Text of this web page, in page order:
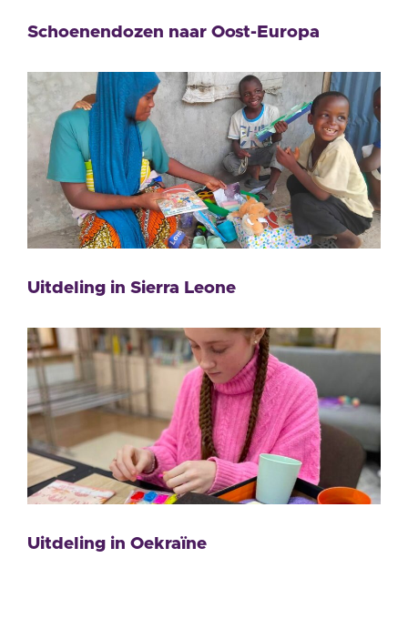
Schoenendozen naar Oost-Europa
Uitdeling in Sierra Leone
Uitdeling in Oekraïne